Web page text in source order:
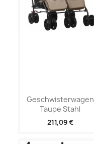
Geschwisterwagen
Taupe Stahl
211,09 €